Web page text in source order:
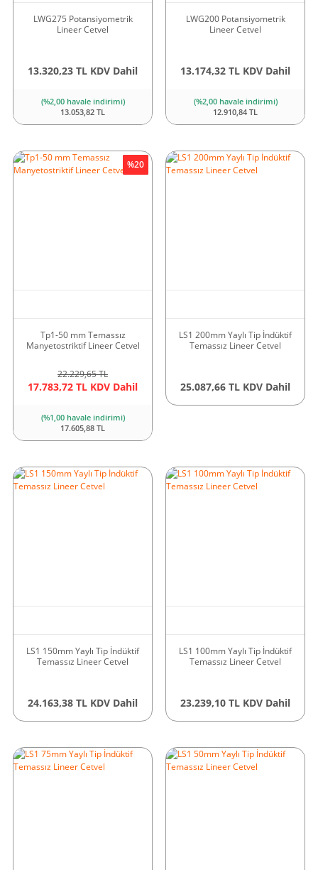
LWG275 Potansiyometrik
Lineer Cetvel
13.320,23 TL KDV Dahil
(%2,00 havale indirimi)
13.053,82 TL
LWG200 Potansiyometrik
Lineer Cetvel
13.174,32 TL KDV Dahil
(%2,00 havale indirimi)
12.910,84 TL
Yeni
Tp1-50 mm Temassız
Manyetostriktif Lineer Cetvel
22.229,65 TL
17.783,72 TL KDV Dahil
%20
(%1,00 havale indirimi)
17.605,88 TL
LS1 200mm Yaylı Tip İndüktif
Temassız Lineer Cetvel
25.087,66 TL KDV Dahil
LS1 150mm Yaylı Tip İndüktif
Temassız Lineer Cetvel
24.163,38 TL KDV Dahil
LS1 100mm Yaylı Tip İndüktif
Temassız Lineer Cetvel
23.239,10 TL KDV Dahil